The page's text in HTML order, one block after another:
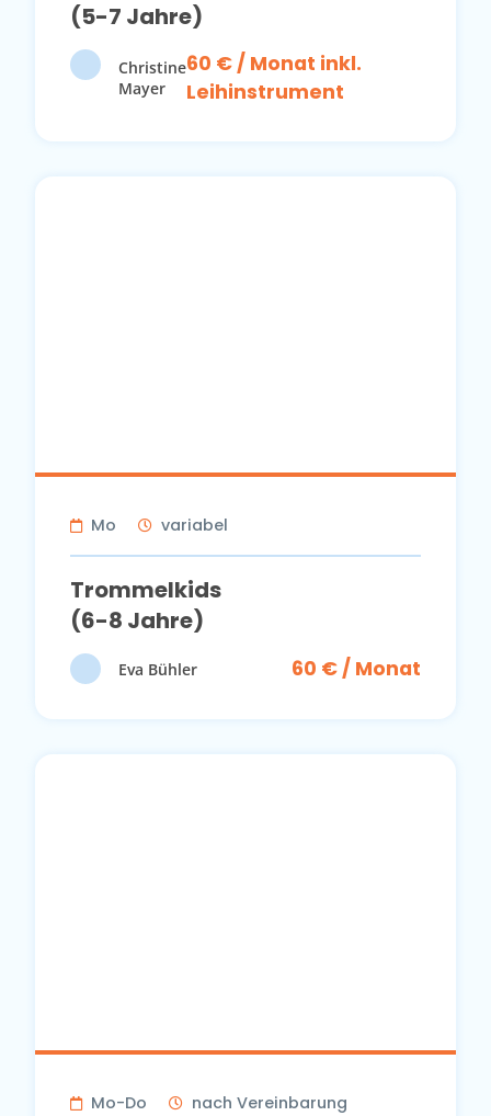
(5-7 Jahre)
Christine
Mayer
60 € / Monat inkl.
Leihinstrument
Mo variabel
Trommelkids
(6-8 Jahre)
Eva Bühler 60 € / Monat
Mo-Do nach Vereinbarung